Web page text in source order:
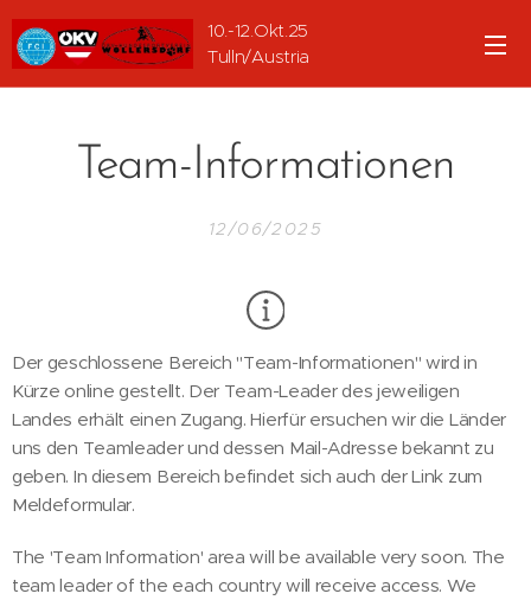
10.-12.Okt.25
Tulln/Austria
Team-Informationen
12/06/2025
Der geschlossene Bereich "Team-Informationen" wird in
Kürze online gestellt. Der Team-Leader des jeweiligen
Landes erhält einen Zugang. Hierfür ersuchen wir die Länder
uns den Teamleader und dessen Mail-Adresse bekannt zu
geben. In diesem Bereich befindet sich auch der Link zum
Meldeformular.
The 'Team Information' area will be available very soon. The
team leader of the each country will receive access. We